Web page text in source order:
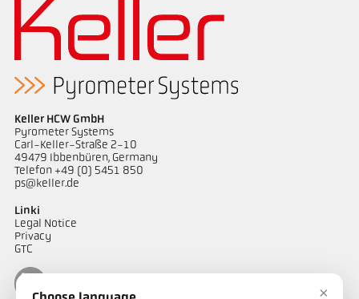
Keller HCW GmbH
Pyrometer Systems
Carl-Keller-Straße 2-10
49479 Ibbenbüren, Germany
Telefon +49 (0) 5451 850
ps@keller.de
Linki
Legal Notice
Privacy
GTC
×